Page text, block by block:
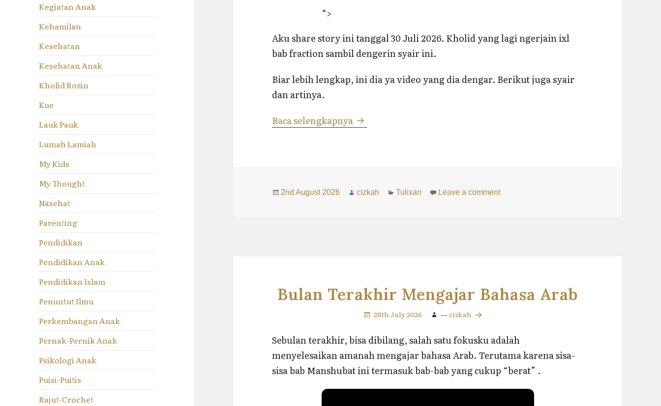
Kegiatan Anak
Kehamilan
Kesehatan
Kesehatan Anak
Kholid Rozin
Kue
Lauk Pauk
Lumah Lamiah
My Kids
My Thought
Nasehat
Parenting
Pendidikan
Pendidikan Anak
Pendidikan Islam
Penuntut Ilmu
Perkembangan Anak
Pernak-Pernik Anak
Psikologi Anak
Puisi-Puitis
Rajut-Crochet
“>
Aku share story ini tanggal 30 Juli 2026. Kholid yang lagi ngerjain ixl
bab fraction sambil dengerin syair ini.
Biar lebih lengkap, ini dia ya video yang dia dengar. Berikut juga syair
dan artinya.
Baca selengkapnya Syair Madzhab dan Aqidah Ahlussunah
Posted
2nd August 2026 Author
cizkah Categories
Tulisan Leave a commenton Syair Madzhab dan Aqidah Ahlussunah
Bulan Terakhir Mengajar Bahasa Arab
28th July 2026 —cizkah
Sebulan terakhir, bisa dibilang, salah satu fokusku adalah
menyelesaikan amanah mengajar bahasa Arab. Terutama karena sisa-
sisa bab Manshubat ini termasuk bab-bab yang cukup “berat” .